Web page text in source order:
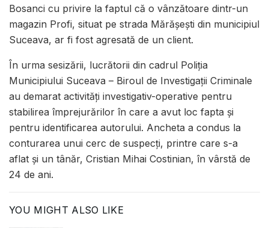
Bosanci cu privire la faptul că o vânzătoare dintr-un
magazin Profi, situat pe strada Mărășești din municipiul
Suceava, ar fi fost agresată de un client.
În urma sesizării, lucrătorii din cadrul Poliția
Municipiului Suceava – Biroul de Investigații Criminale
au demarat activități investigativ-operative pentru
stabilirea împrejurărilor în care a avut loc fapta și
pentru identificarea autorului. Ancheta a condus la
conturarea unui cerc de suspecți, printre care s-a
aflat și un tânăr, Cristian Mihai Costinian, în vârstă de
24 de ani.
YOU MIGHT ALSO LIKE